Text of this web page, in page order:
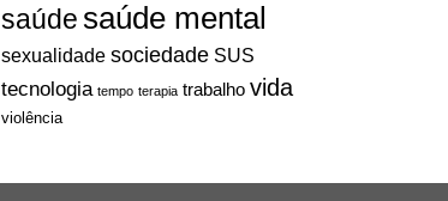
saúdesaúde mental
sexualidade sociedade SUS
tecnologia tempo terapia trabalho vida
violência